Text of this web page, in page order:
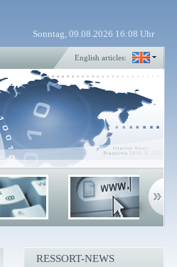
Sonntag, 09.08.2026 16:08 Uhr
English articles:
RESSORT-NEWS